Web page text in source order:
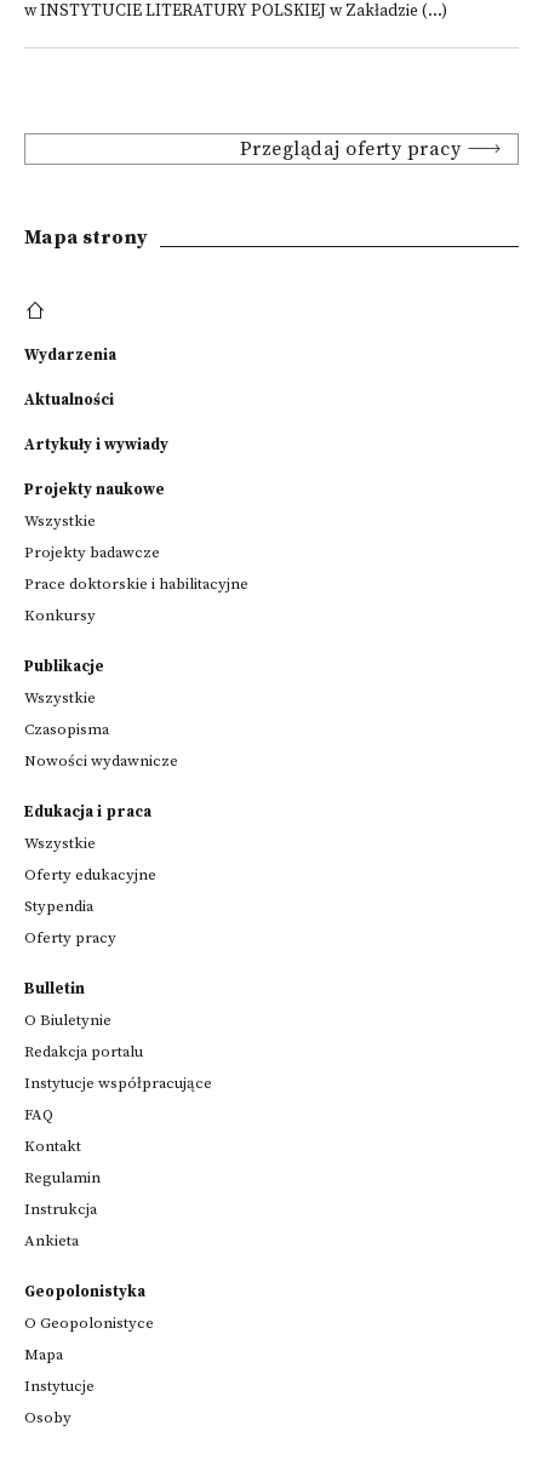
w INSTYTUCIE LITERATURY POLSKIEJ w Zakładzie (...)
Przeglądaj oferty pracy
Mapa strony
Wydarzenia
Aktualności
Artykuły i wywiady
Projekty naukowe
Wszystkie
Projekty badawcze
Prace doktorskie i habilitacyjne
Konkursy
Publikacje
Wszystkie
Czasopisma
Nowości wydawnicze
Edukacja i praca
Wszystkie
Oferty edukacyjne
Stypendia
Oferty pracy
Bulletin
O Biuletynie
Redakcja portalu
Instytucje współpracujące
FAQ
Kontakt
Regulamin
Instrukcja
Ankieta
Geopolonistyka
O Geopolonistyce
Mapa
Instytucje
Osoby